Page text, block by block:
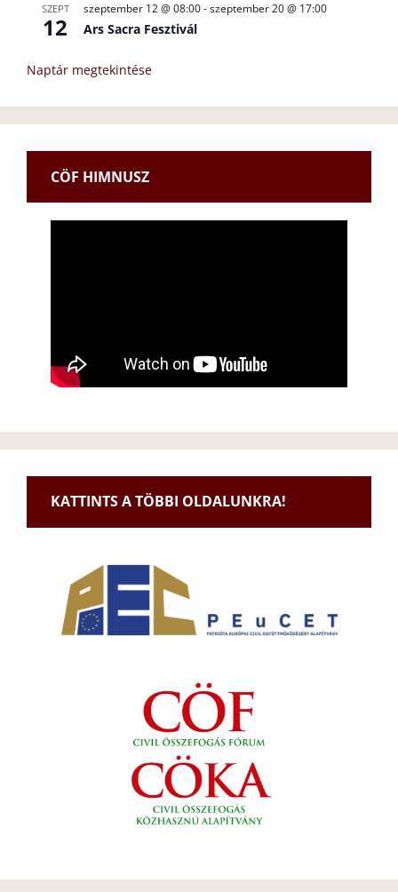
SZEPT
12
szeptember 12 @ 08:00-szeptember 20 @ 17:00
Ars Sacra Fesztivál
Naptár megtekintése
CÖF HIMNUSZ
KATTINTS A TÖBBI OLDALUNKRA!